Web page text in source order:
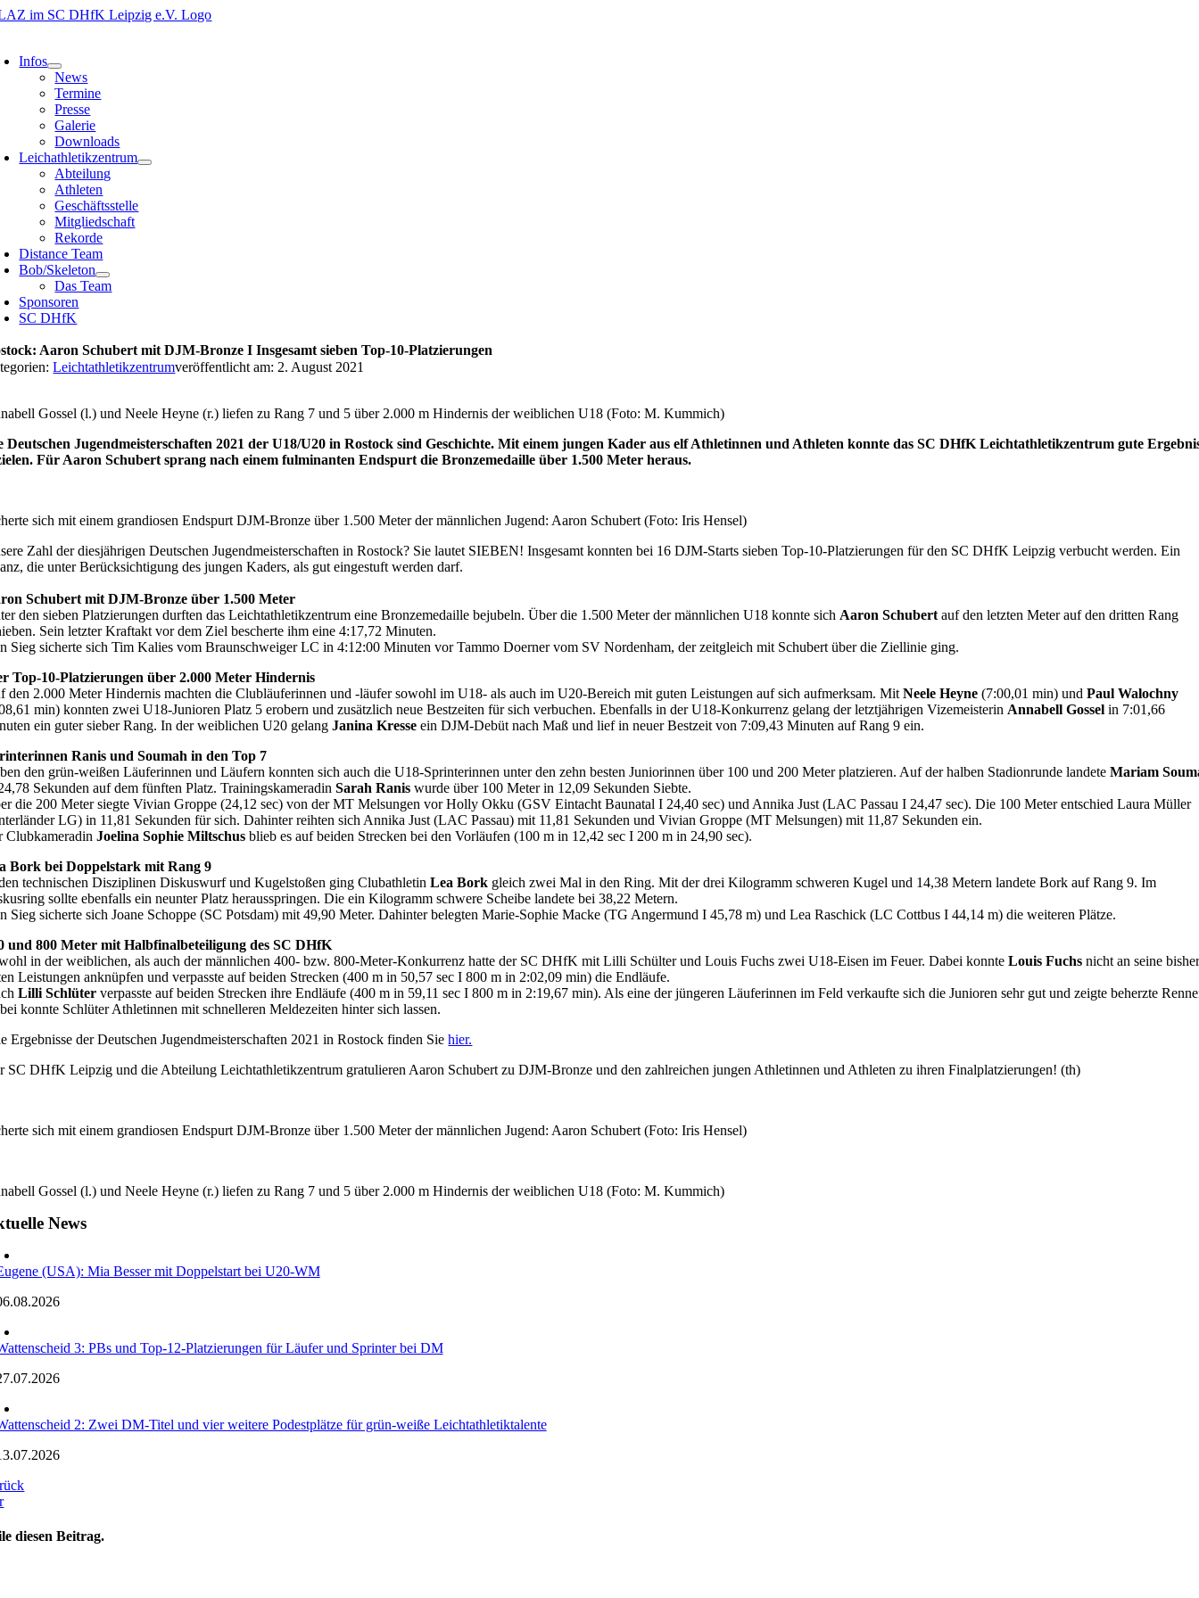
Zum
Infos
News
Termine
Presse
Galerie
Downloads
Leichathletikzentrum
Abteilung
Athleten
Geschäftsstelle
Mitgliedschaft
Rekorde
Distance Team
Bob/Skeleton
Das Team
Sponsoren
SC DHfK
Aaron Schubert mit DJM-Bronze I Insgesamt sieben Top-10-Platzierungen
Leichtathletikzentrumveröffentlicht am: 2. August 2021
Gossel (l.) und Neele Heyne (r.) liefen zu Rang 7 und 5 über 2.000 m Hindernis der weiblichen U18 (Foto: M. Kummich)
Deutschen Jugendmeisterschaften 2021 der U18/U20 in Rostock sind Geschichte. Mit einem jungen Kader aus elf Athletinnen und Athleten konnte das SC DHfK Leichtathletikzentrum gute
Für Aaron Schubert sprang nach einem fulminanten Endspurt die Bronzemedaille über 1.500 Meter heraus.
sich mit einem grandiosen Endspurt DJM-Bronze über 1.500 Meter der männlichen Jugend: Aaron Schubert (Foto: Iris Hensel)
Zahl der diesjährigen Deutschen Jugendmeisterschaften in Rostock? Sie lautet SIEBEN! Insgesamt konnten bei 16 DJM-Starts sieben Top-10-Platzierungen für den SC DHfK Leipzig verbucht werden. Ein
die unter Berücksichtigung des jungen Kaders, als gut eingestuft werden darf.
Schubert mit DJM-Bronze über 1.500 Meter
den sieben Platzierungen durften das Leichtathletikzentrum eine Bronzemedaille bejubeln. Über die 1.500 Meter der männlichen U18 konnte sich Aaron Schubert auf den letzten Meter auf den dritten Rang
Sein letzter Kraftakt vor dem Ziel bescherte ihm eine 4:17,72 Minuten.
Sieg sicherte sich Tim Kalies vom Braunschweiger LC in 4:12:00 Minuten vor Tammo Doerner vom SV Nordenham, der zeitgleich mit Schubert über die Ziellinie ging.
Top-10-Platzierungen über 2.000 Meter Hindernis
den 2.000 Meter Hindernis machten die Clubläuferinnen und -läufer sowohl im U18- als auch im U20-Bereich mit guten Leistungen auf sich aufmerksam. MitNeele Heyne (7:00,01 min) undPaul Walochny
min) konnten zwei U18-Junioren Platz 5 erobern und zusätzlich neue Bestzeiten für sich verbuchen. Ebenfalls in der U18-Konkurrenz gelang der letztjährigen Vizemeisterin Annabell Gossel in 7:01,66
ein guter sieber Rang. In der weiblichen U20 gelangJanina Kresse ein DJM-Debüt nach Maß und lief in neuer Bestzeit von 7:09,43 Minuten auf Rang 9 ein.
Ranis und Soumah in den Top 7
den grün-weißen Läuferinnen und Läufern konnten sich auch die U18-Sprinterinnen unter den zehn besten Juniorinnen über 100 und 200 Meter platzieren. Auf der halben Stadionrunde landeteMariam
Sekunden auf dem fünften Platz. TrainingskameradinSarah Ranis wurde über 100 Meter in 12,09 Sekunden Siebte.
die 200 Meter siegte Vivian Groppe (24,12 sec) von der MT Melsungen vor Holly Okku (GSV Eintacht Baunatal I 24,40 sec) und Annika Just (LAC Passau I 24,47 sec). Die 100 Meter entschied Laura Müller
LG) in 11,81 Sekunden für sich. Dahinter reihten sich Annika Just (LAC Passau) mit 11,81 Sekunden und Vivian Groppe (MT Melsungen) mit 11,87 Sekunden ein.
ClubkameradinJoelina Sophie Miltschus blieb es auf beiden Strecken bei den Vorläufen (100 m in 12,42 sec I 200 m in 24,90 sec).
Bork bei Doppelstark mit Rang 9
technischen Disziplinen Diskuswurf und Kugelstoßen ging ClubathletinLea Bork gleich zwei Mal in den Ring. Mit der drei Kilogramm schweren Kugel und 14,38 Metern landete Bork auf Rang 9. Im
sollte ebenfalls ein neunter Platz herausspringen. Die ein Kilogramm schwere Scheibe landete bei 38,22 Metern.
Sieg sicherte sich Joane Schoppe (SC Potsdam) mit 49,90 Meter. Dahinter belegten Marie-Sophie Macke (TG Angermund I 45,78 m) und Lea Raschick (LC Cottbus I 44,14 m) die weiteren Plätze.
und 800 Meter mit Halbfinalbeteiligung des SC DHfK
in der weiblichen, als auch der männlichen 400- bzw. 800-Meter-Konkurrenz hatte der SC DHfK mit Lilli Schülter und Louis Fuchs zwei U18-Eisen im Feuer. Dabei konnteLouis Fuchs nicht an seine
Leistungen anknüpfen und verpasste auf beiden Strecken (400 m in 50,57 sec I 800 m in 2:02,09 min) die Endläufe.
Lilli Schlüter verpasste auf beiden Strecken ihre Endläufe (400 m in 59,11 sec I 800 m in 2:19,67 min). Als eine der jüngeren Läuferinnen im Feld verkaufte sich die Junioren sehr gut und zeigte beherzte
konnte Schlüter Athletinnen mit schnelleren Meldezeiten hinter sich lassen.
Ergebnisse der Deutschen Jugendmeisterschaften 2021 in Rostock finden Siehier.
SC DHfK Leipzig und die Abteilung Leichtathletikzentrum gratulieren Aaron Schubert zu DJM-Bronze und den zahlreichen jungen Athletinnen und Athleten zu ihren Finalplatzierungen! (th)
sich mit einem grandiosen Endspurt DJM-Bronze über 1.500 Meter der männlichen Jugend: Aaron Schubert (Foto: Iris Hensel)
Gossel (l.) und Neele Heyne (r.) liefen zu Rang 7 und 5 über 2.000 m Hindernis der weiblichen U18 (Foto: M. Kummich)
News
(USA): Mia Besser mit Doppelstart bei U20-WM
3: PBs und Top-12-Platzierungen für Läufer und Sprinter bei DM
2: Zwei DM-Titel und vier weitere Podestplätze für grün-weiße Leichtathletiktalente
diesen Beitrag.